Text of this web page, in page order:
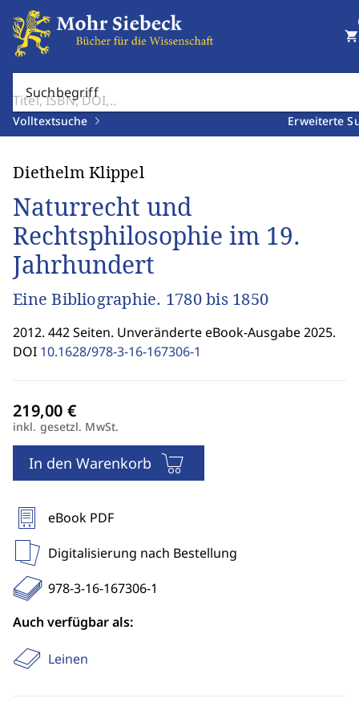
Suchbegriff
Volltextsuche Erweiterte
shopping_cart
Diethelm Klippel
Naturrecht und
Rechtsphilosophie im 19.
Jahrhundert
Eine Bibliographie. 1780 bis 1850
2012. 442 Seiten. Unveränderte eBook-Ausgabe 2025.
DOI 10.1628/978-3-16-167306-1
inkl. gesetzl. MwSt.
In den Warenkorb
eBook PDF
Digitalisierung nach Bestellung
978-3-16-167306-1
Auch verfügbar als:
Leinen